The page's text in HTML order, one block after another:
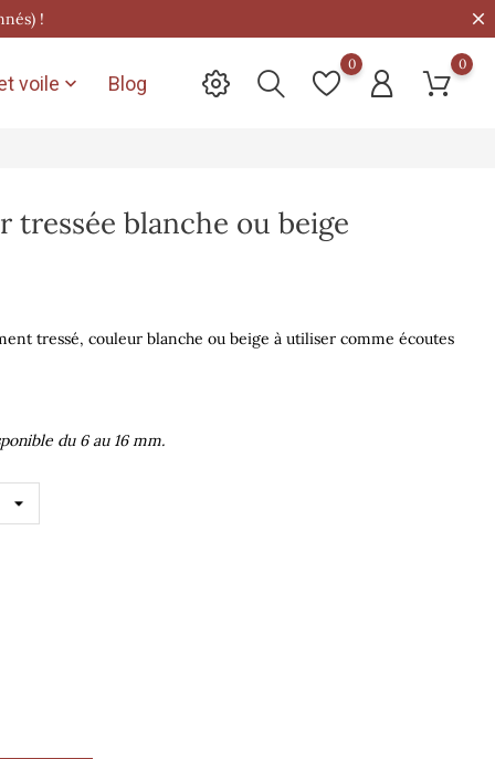
!
voile  Blog
0 0
tressée blanche ou beige
tressé, couleur blanche ou beige à utiliser comme écoutes
du 6 au 16 mm.